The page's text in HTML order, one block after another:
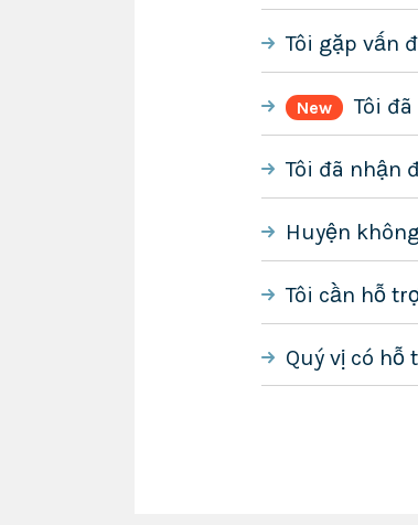
Tôi gặp vấn
New Tôi
Tôi đã nhận
Huyện
Tôi cần hỗ
Quý vị có